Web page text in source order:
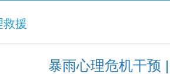
救援
暴雨心理危机干预